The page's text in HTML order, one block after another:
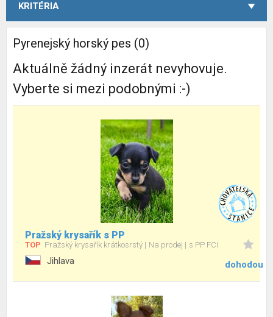
KRITÉRIA
Pyrenejský horský pes (0)
Aktuálně žádný inzerát nevyhovuje.
Vyberte si mezi podobnými :-)
Pražský krysařík s PP
TOP Pražský krysařík krátkosrstý Na prodej s PP FCI
Jihlava dohodou